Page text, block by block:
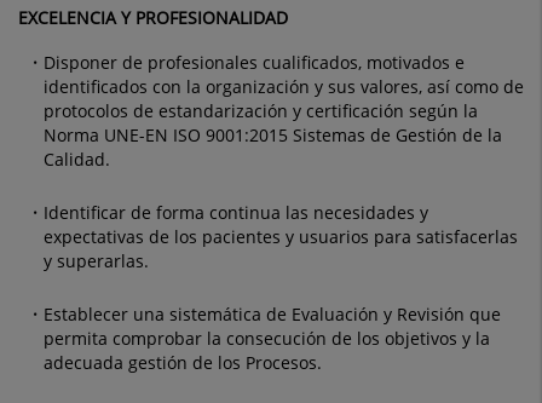
EXCELENCIA Y PROFESIONALIDAD
Disponer de profesionales cualificados, motivados e
identificados con la organización y sus valores, así como de
protocolos de estandarización y certificación según la
Norma UNE-EN ISO 9001:2015 Sistemas de Gestión de la
Calidad.
Identificar de forma continua las necesidades y
expectativas de los pacientes y usuarios para satisfacerlas
y superarlas.
Establecer una sistemática de Evaluación y Revisión que
permita comprobar la consecución de los objetivos y la
adecuada gestión de los Procesos.